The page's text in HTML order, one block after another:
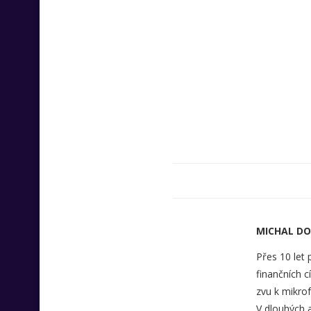
MICHAL
Přes 10 let
finančních
zvu k